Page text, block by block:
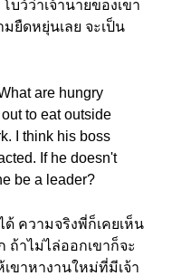
ว์ว่าเจ้านายของเขา
ยืดหยุ่นเลย จะเป็น
are hungry
to eat outside
I think his boss
If he doesn't
be a leader?
ความจริงพี่ก็เคยเห็น
ถ้าไม่ไล่ออกเขาก็จะ
ขาหางานใหม่ที่มีเจ้า